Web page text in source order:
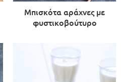
Μπισκότα αράχνες με
φυστικοβούτυρο